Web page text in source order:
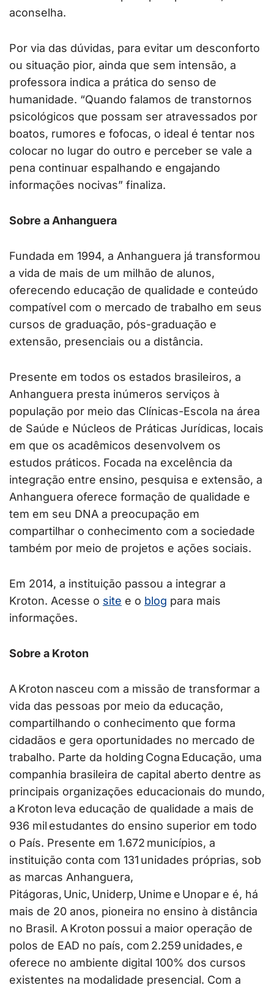
aconselha.
Por via das dúvidas, para evitar um desconforto
ou situação pior, ainda que sem intensão, a
professora indica a prática do senso de
humanidade. “Quando falamos de transtornos
psicológicos que possam ser atravessados por
boatos, rumores e fofocas, o ideal é tentar nos
colocar no lugar do outro e perceber se vale a
pena continuar espalhando e engajando
informações nocivas” finaliza.
Sobre a Anhanguera
Fundada em 1994, a Anhanguera já transformou
a vida de mais de um milhão de alunos,
oferecendo educação de qualidade e conteúdo
compatível com o mercado de trabalho em seus
cursos de graduação, pós-graduação e
extensão, presenciais ou a distância.
Presente em todos os estados brasileiros, a
Anhanguera presta inúmeros serviços à
população por meio das Clínicas-Escola na área
de Saúde e Núcleos de Práticas Jurídicas, locais
em que os acadêmicos desenvolvem os
estudos práticos. Focada na excelência da
integração entre ensino, pesquisa e extensão, a
Anhanguera oferece formação de qualidade e
tem em seu DNA a preocupação em
compartilhar o conhecimento com a sociedade
também por meio de projetos e ações sociais.
Em 2014, a instituição passou a integrar a
Kroton. Acesse o site e o blog para mais
informações.
Sobre a Kroton
A Kroton nasceu com a missão de transformar a
vida das pessoas por meio da educação,
compartilhando o conhecimento que forma
cidadãos e gera oportunidades no mercado de
trabalho. Parte da holding Cogna Educação, uma
companhia brasileira de capital aberto dentre as
principais organizações educacionais do mundo,
a Kroton leva educação de qualidade a mais de
936 mil estudantes do ensino superior em todo
o País. Presente em 1.672 municípios, a
instituição conta com 131 unidades próprias, sob
as marcas Anhanguera,
Pitágoras, Unic, Uniderp, Unime e Unopar e é, há
mais de 20 anos, pioneira no ensino à distância
no Brasil. A Kroton possui a maior operação de
polos de EAD no país, com 2.259 unidades, e
oferece no ambiente digital 100% dos cursos
existentes na modalidade presencial. Com a